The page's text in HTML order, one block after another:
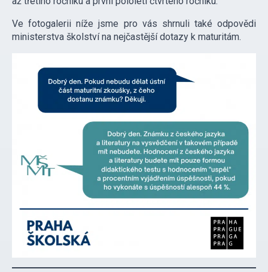
Ve fotogalerii níže jsme pro vás shrnuli také odpovědi
ministerstva školství na nejčastější dotazy k maturitám.